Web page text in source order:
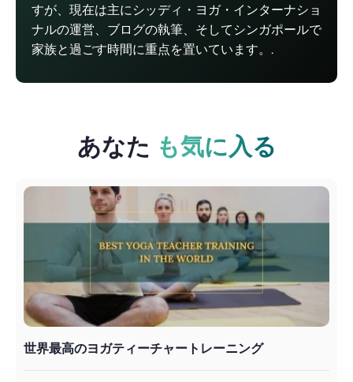
すが、現在は主にシッディ・ヨガ・インターナショ
ナルの運営、ブログの執筆、そしてシンガポールで
家族と過ごす時間に重点を置いています。.
あなた も気に入る
世界最高のヨガティーチャートレーニング